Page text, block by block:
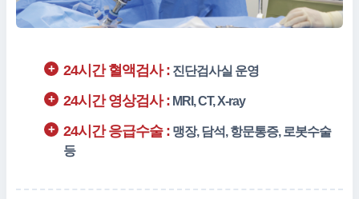
24시간 혈액검사 : 진단검사실 운영
24시간 영상검사 : MRI, CT, X-ray
24시간 응급수술 : 맹장, 담석, 항문통증, 로봇수술
등